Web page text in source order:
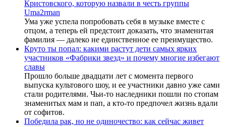
Кристовского, которую назвали в честь группы
Uma2rman
Ума уже успела попробовать себя в музыке вместе с
отцом, а теперь ей предстоит доказать, что знаменитая
фамилия — далеко не единственное ее преимущество.
Круто ты попал: какими растут дети самых ярких
участников «Фабрики звезд» и почему многие избегают
славы
Прошло больше двадцати лет с момента первого
выпуска культового шоу, и ее участники давно уже сами
стали родителями. Чьи-то наследники пошли по стопам
знаменитых мам и пап, а кто-то предпочел жизнь вдали
от софитов.
Победила рак, но не одиночество: как сейчас живет